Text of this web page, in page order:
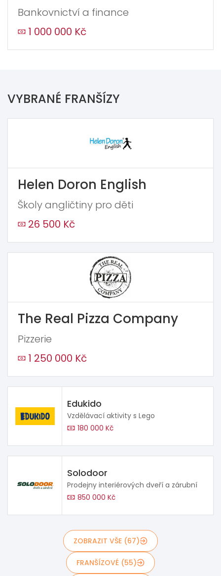
Bankovnictví a finance
1 000 000 Kč
VYBRANÉ FRANŠÍZY
Helen Doron English
Školy angličtiny pro děti
26 500 Kč
The Real Pizza Company
Pizzerie
1 250 000 Kč
Edukido
Vzdělávací aktivity s Lego
180 000 Kč
Solodoor
Prodejny interiérových dveří a zárubní
850 000 Kč
ZOBRAZIT VŠE (67)
FRANŠÍZOVÉ (55)